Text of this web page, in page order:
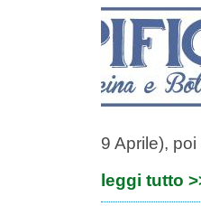
9 Aprile),
leggi tutto